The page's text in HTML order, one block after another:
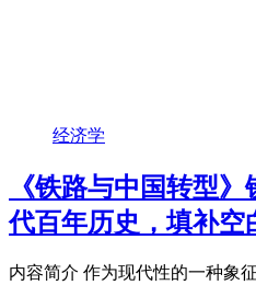
经济学
《铁路与中国转型
代百年历史，填补空
内容简介 作为现代性的一种象